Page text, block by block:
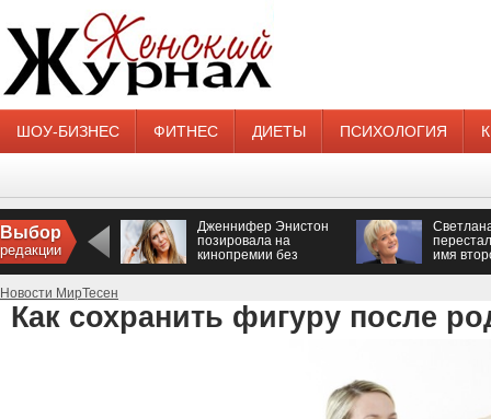
ШОУ-БИЗНЕС ФИТНЕС ДИЕТЫ ПСИХОЛОГИЯ
Выбор
редакции
Дженнифер Энистон
позировала на
кинопремии без
имя
Новости МирТесен
Как сохранить фигуру после